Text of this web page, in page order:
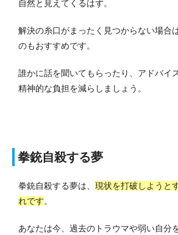
自然と見えてくるはず。
解決の糸口がまったく見つからない場合
のもおすすめです。
誰かに話を聞いてもらったり、アドバイ
精神的な負担を減らしましょう。
拳銃自殺する夢
拳銃自殺する夢は、 現状を打破しようと
れです。
あなたは今、過去のトラウマや弱い自分